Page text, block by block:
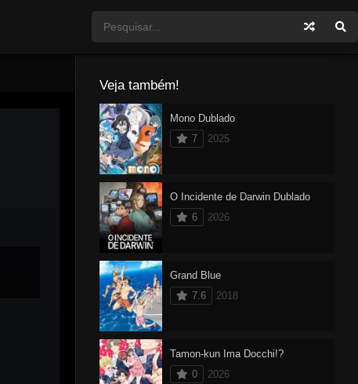
Veja também!
Mono Dublado
7
2025
O Incidente de Darwin Dublado
6
2026
Grand Blue
7.6
2018
Tamon-kun Ima Docchi!?
0
2026